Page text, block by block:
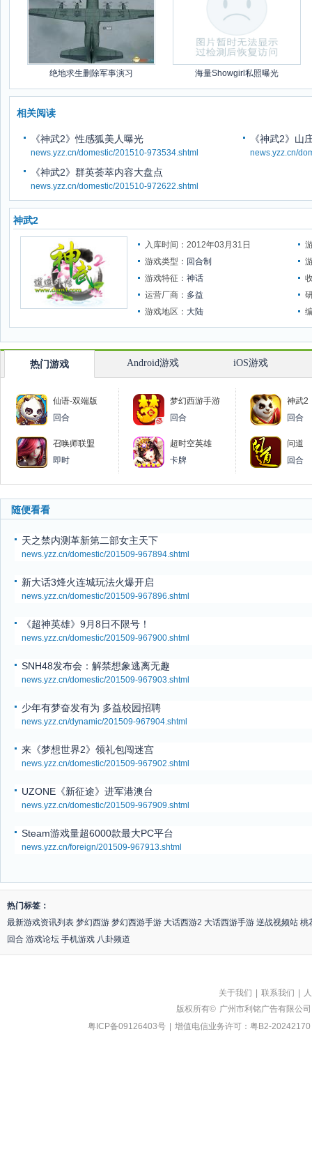
绝地求生删除军事演习 海量Showgirl私照曝光
相关阅读
《神武2》性感狐美人曝光
news.yzz.cn/domestic/201510-973534.shtml
《神武2》山
news.yzz.cn/
《神武2》群英荟萃内容大盘点
news.yzz.cn/domestic/201510-972622.shtml
神武2
入库时间：2012年03月31日
游戏类型： 回合制
游戏特征： 神话
运营厂商： 多益
游戏地区： 大陆
热门游戏 Android游戏 iOS游戏
仙语-双端版
回合
梦幻西游手游
回合
神武2
回合
召唤师联盟
即时
超时空英雄
卡牌
问道
回合
随便看看
天之禁内测革新第二部女主天下
news.yzz.cn/domestic/201509-967894.shtml
新大话3烽火连城玩法火爆开启
news.yzz.cn/domestic/201509-967896.shtml
《超神英雄》9月8日不限号！
news.yzz.cn/domestic/201509-967900.shtml
SNH48发布会：解禁想象逃离无趣
news.yzz.cn/domestic/201509-967903.shtml
少年有梦奋发有为 多益校园招聘
news.yzz.cn/dynamic/201509-967904.shtml
来《梦想世界2》领礼包闯迷宫
news.yzz.cn/domestic/201509-967902.shtml
UZONE《新征途》进军港澳台
news.yzz.cn/domestic/201509-967909.shtml
Steam游戏量超6000款最大PC平台
news.yzz.cn/foreign/201509-967913.shtml
热门标签：
最新游戏资讯列表 梦幻西游 梦幻西游手游 大话西游2 大话西游手游 逆战视频站 桃
回合 游戏论坛 手机游戏 八卦频道
关于我们 联系我们
版权所有© 广州市利铭广告有限公司
粤ICP备09126403号
增值电信业务许可：粤B2-20242170